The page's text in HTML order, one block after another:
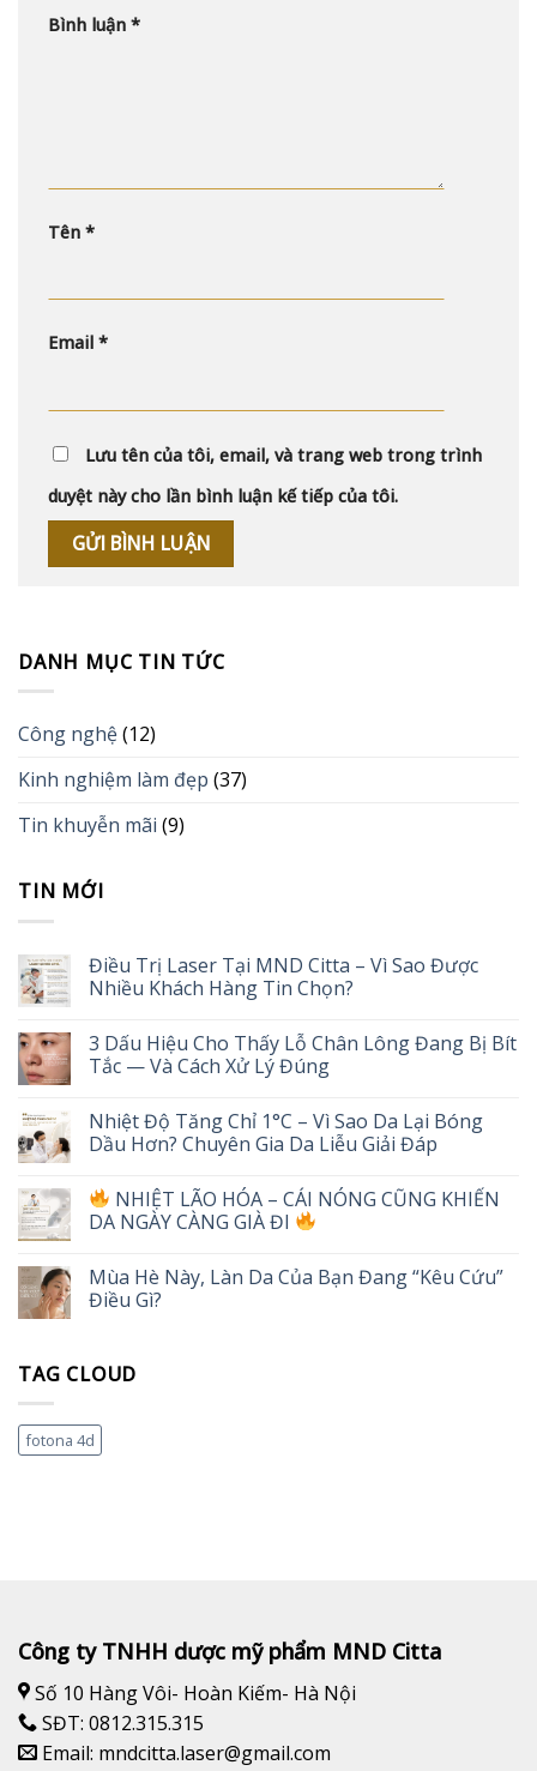
Bình luận *
Tên *
Email *
Lưu tên của tôi, email, và trang web trong trình
duyệt này cho lần bình luận kế tiếp của tôi.
DANH MỤC TIN TỨC
Công nghệ(12)
Kinh nghiệm làm đẹp (37)
Tin khuyễn mãi (9)
TIN MỚI
Điều Trị Laser Tại MND Citta – Vì Sao Được
Nhiều Khách Hàng Tin Chọn?
3 Dấu Hiệu Cho Thấy Lỗ Chân Lông Đang Bị Bít
Tắc — Và Cách Xử Lý Đúng
Nhiệt Độ Tăng Chỉ 1°C – Vì Sao Da Lại Bóng
Dầu Hơn? Chuyên Gia Da Liễu Giải Đáp
NHIỆT LÃO HÓA – CÁI NÓNG CŨNG KHIẾN
DA NGÀY CÀNG GIÀ ĐI
Mùa Hè Này, Làn Da Của Bạn Đang “Kêu Cứu”
Điều Gì?
TAG CLOUD
fotona 4d
Công ty TNHH dược mỹ phẩm MND Citta
Số 10 Hàng Vôi- Hoàn Kiếm- Hà Nội
SĐT: 0812.315.315
Email: mndcitta.laser@gmail.com